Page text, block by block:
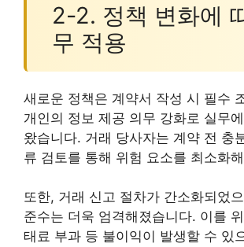
2-2. 정책 변화에
무 적용
새로운 정책은 계약서 작성 시 필수
개인의 정보 제공 의무 강화로 실무
왔습니다. 거래 당사자는 계약 전 충
류 검토를 통해 위험 요소를 최소화
또한, 거래 신고 절차가 간소화되었
준수는 더욱 엄격해졌습니다. 이를
태료 부과 등 불이익이 발생할 수 있